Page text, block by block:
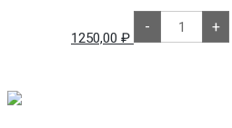
1250,00 ₽
-
Количество
товара
Фанера
+